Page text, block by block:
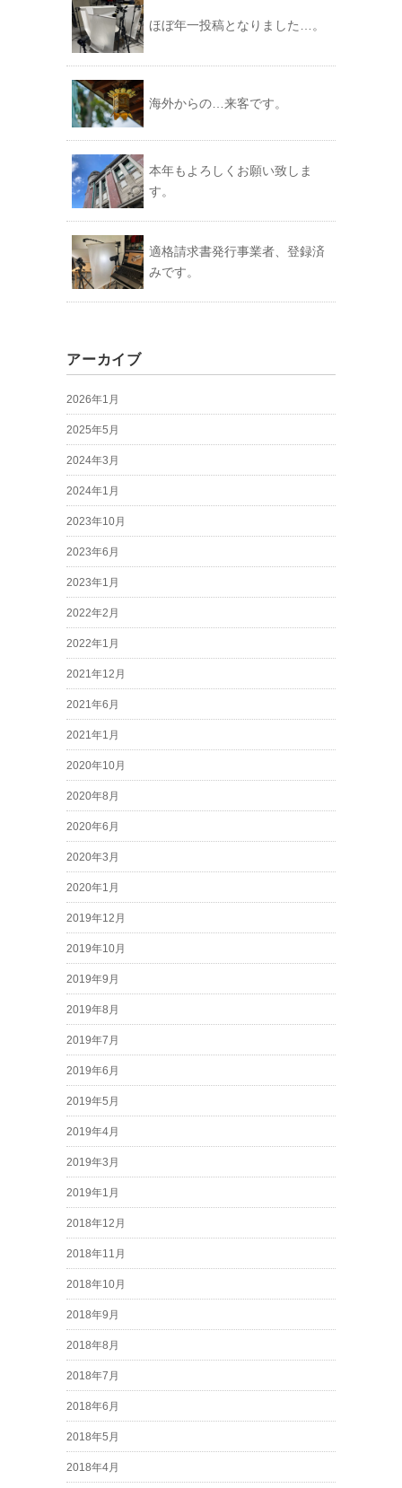
ほぼ年一投稿となりました…。
海外からの…来客です。
本年もよろしくお願い致しま
す。
適格請求書発行事業者、登録済
みです。
アーカイブ
2026年1月
2025年5月
2024年3月
2024年1月
2023年10月
2023年6月
2023年1月
2022年2月
2022年1月
2021年12月
2021年6月
2021年1月
2020年10月
2020年8月
2020年6月
2020年3月
2020年1月
2019年12月
2019年10月
2019年9月
2019年8月
2019年7月
2019年6月
2019年5月
2019年4月
2019年3月
2019年1月
2018年12月
2018年11月
2018年10月
2018年9月
2018年8月
2018年7月
2018年6月
2018年5月
2018年4月